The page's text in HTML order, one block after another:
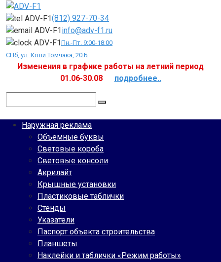
Перейти
контенту
(812) 927-70-34
info@adv-f1.ru
Пн.-Пт. 9:00-18:00
СПб, ул. Коли Томчака, 20 Б
Изменения в графике работы на летний период
01.06-30.08 подробнее..
Наружная реклама
Объемные буквы
Световые короба
Световые консоли
Акрилайт
Крышные установки
Пластиковые таблички
Стенды
Указатели
Паспорт объекта строительства
Планшеты
Наклейки и таблички «Режим работы»